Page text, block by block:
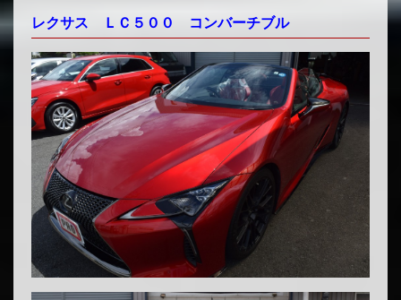
レクサス ＬＣ５００ コンバーチブル